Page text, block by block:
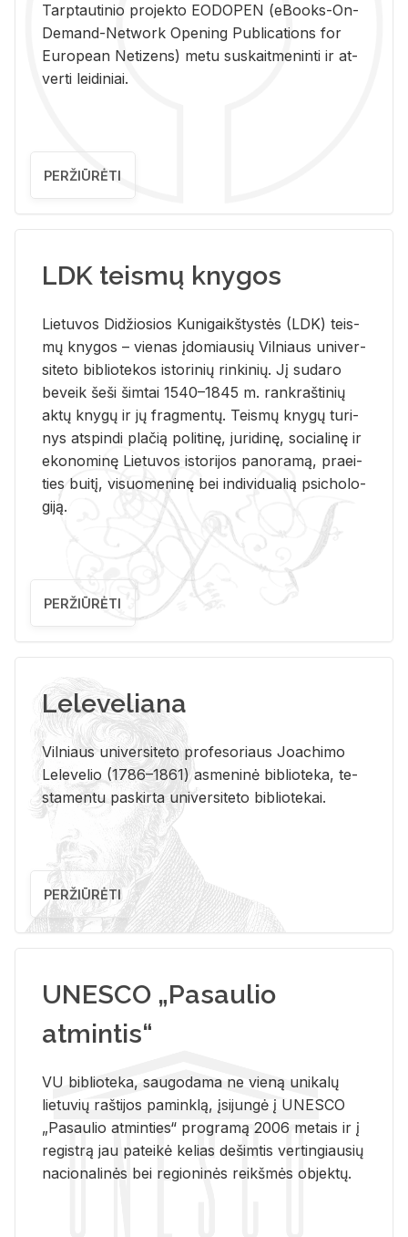
Tarp­tau­ti­nio pro­jek­to EO­DO­PEN (eBo­oks-On-
De­mand-Ne­twork Ope­ning Pub­li­ca­tions for
Eu­ro­pe­an Ne­ti­zens) metu su­skait­me­nin­ti ir at­
ver­ti lei­di­niai.
PERŽIŪRĖTI
LDK teismų knygos
Lie­tu­vos Di­džio­sios Ku­ni­gaikš­tys­tės (LDK) teis­
mų kny­gos – vie­nas įdo­miau­sių Vil­niaus uni­ver­
si­te­to bi­b­lio­te­kos is­to­ri­nių rin­ki­nių. Jį su­da­ro
be­veik šeši šim­tai 1540–1845 m. rank­raš­ti­nių
aktų kny­gų ir jų frag­men­tų. Teis­mų kny­gų tu­ri­
nys at­spin­di pla­čią po­li­ti­nę, ju­ri­di­nę, so­cia­li­nę ir
eko­no­mi­nę Lie­tu­vos is­to­ri­jos pa­no­ra­mą, pra­ei­
ties bui­tį, vi­suo­me­ni­nę bei in­di­vi­dua­lią psi­cho­lo­
gi­ją.
PERŽIŪRĖTI
Leleveliana
Vil­niaus uni­ver­si­te­to pro­fe­so­riaus Jo­a­chi­mo
Le­le­ve­lio (1786–1861) as­me­ni­nė bi­b­lio­te­ka, te­
sta­men­tu pa­skir­ta uni­ver­si­te­to bi­b­lio­te­kai.
PERŽIŪRĖTI
UNESCO „Pasaulio
atmintis“
VU biblioteka, saugodama ne vieną unikalų
lietuvių raštijos paminklą, įsijungė į UNESCO
„Pasaulio atminties“ programą 2006 metais ir į
registrą jau pateikė kelias dešimtis vertingiausių
nacionalinės bei regioninės reikšmės objektų.